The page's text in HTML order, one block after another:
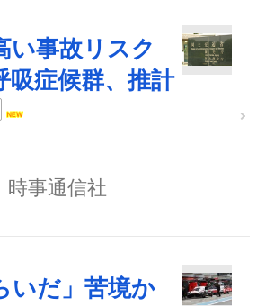
い事故リスク
吸症候群、推計
時事通信社
いだ」苦境か